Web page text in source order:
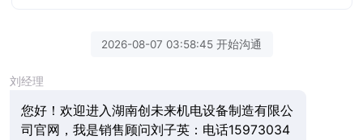
2026-08-07 03:58:45 开始沟通
刘经理
您好！欢迎进入湖南创未来机电设备制造有限公
司官网，我是销售顾问刘子英：电话15973034